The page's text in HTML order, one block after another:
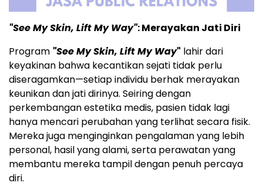
"See My Skin, Lift My Way": Merayakan Jati Diri
Program "See My Skin, Lift My Way" lahir dari
keyakinan bahwa kecantikan sejati tidak perlu
diseragamkan—setiap individu berhak merayakan
keunikan dan jati dirinya. Seiring dengan
perkembangan estetika medis, pasien tidak lagi
hanya mencari perubahan yang terlihat secara fisik.
Mereka juga menginginkan pengalaman yang lebih
personal, hasil yang alami, serta perawatan yang
membantu mereka tampil dengan penuh percaya
diri.